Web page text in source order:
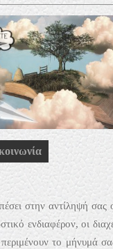
2021
στην αντίληψή σας
ενδιαφέρον, οι
το μήνυμά